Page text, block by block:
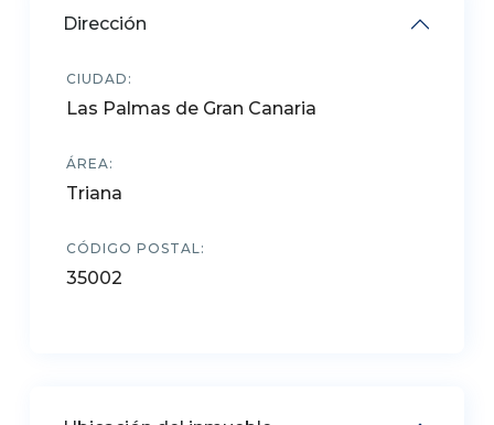
Dirección
CIUDAD:
Las Palmas de Gran Canaria
ÁREA:
Triana
CÓDIGO POSTAL:
35002